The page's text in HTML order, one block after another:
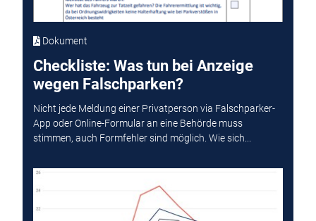
Dokument
Checkliste: Was tun bei Anzeige
wegen Falschparken?
Nicht jede Meldung einer Privatperson via Falschparker-
App oder Online-Formular an eine Behörde muss
stimmen, auch Formfehler sind möglich. Wie sich...